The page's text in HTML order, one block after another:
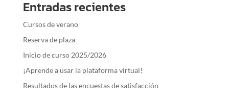
Entradas recientes
Cursos de verano
Reserva de plaza
Inicio de curso 2025/2026
¡Aprende a usar la plataforma virtual!
Resultados de las encuestas de satisfacción